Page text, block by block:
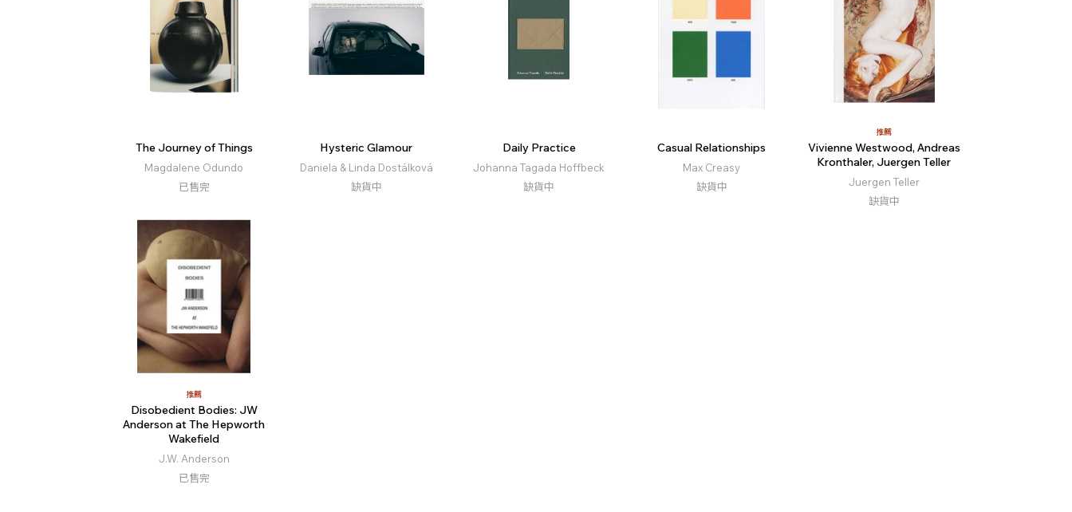
The Journey of Things
Magdalene Odundo
已售完
Hysteric Glamour
Daniela & Linda Dostálková
缺貨中
Daily Practice
Johanna Tagada Hoffbeck
缺貨中
Casual Relationships
Max Creasy
缺貨中
推薦
Vivienne Westwood, Andreas
Kronthaler, Juergen Teller
Juergen Teller
缺貨中
推薦
Disobedient Bodies: JW
Anderson at The Hepworth
Wakefield
J.W. Anderson
已售完